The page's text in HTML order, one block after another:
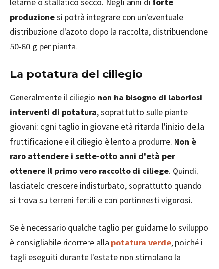
produzionesi potrà integrare con un'eventuale
distribuzione d'azoto dopo la raccolta, distribuendone
50-60 g per pianta.
La potatura del ciliegio
Generalmente il ciliegio non ha bisogno di laboriosi
interventi di potatura, soprattutto sulle piante
giovani: ogni taglio in giovane età ritarda l'inizio della
fruttificazione e il ciliegio è lento a produrre. Non è
raro attendere i sette-otto anni d'età per
ottenere il primo vero raccolto di ciliege. Quindi,
lasciatelo crescere indisturbato, soprattutto quando
si trova su terreni fertili e con portinnesti vigorosi.
Se è necessario qualche taglio per guidarne lo sviluppo
è consigliabile ricorrere alla potatura verde, poiché i
tagli eseguiti durante l'estate non stimolano la